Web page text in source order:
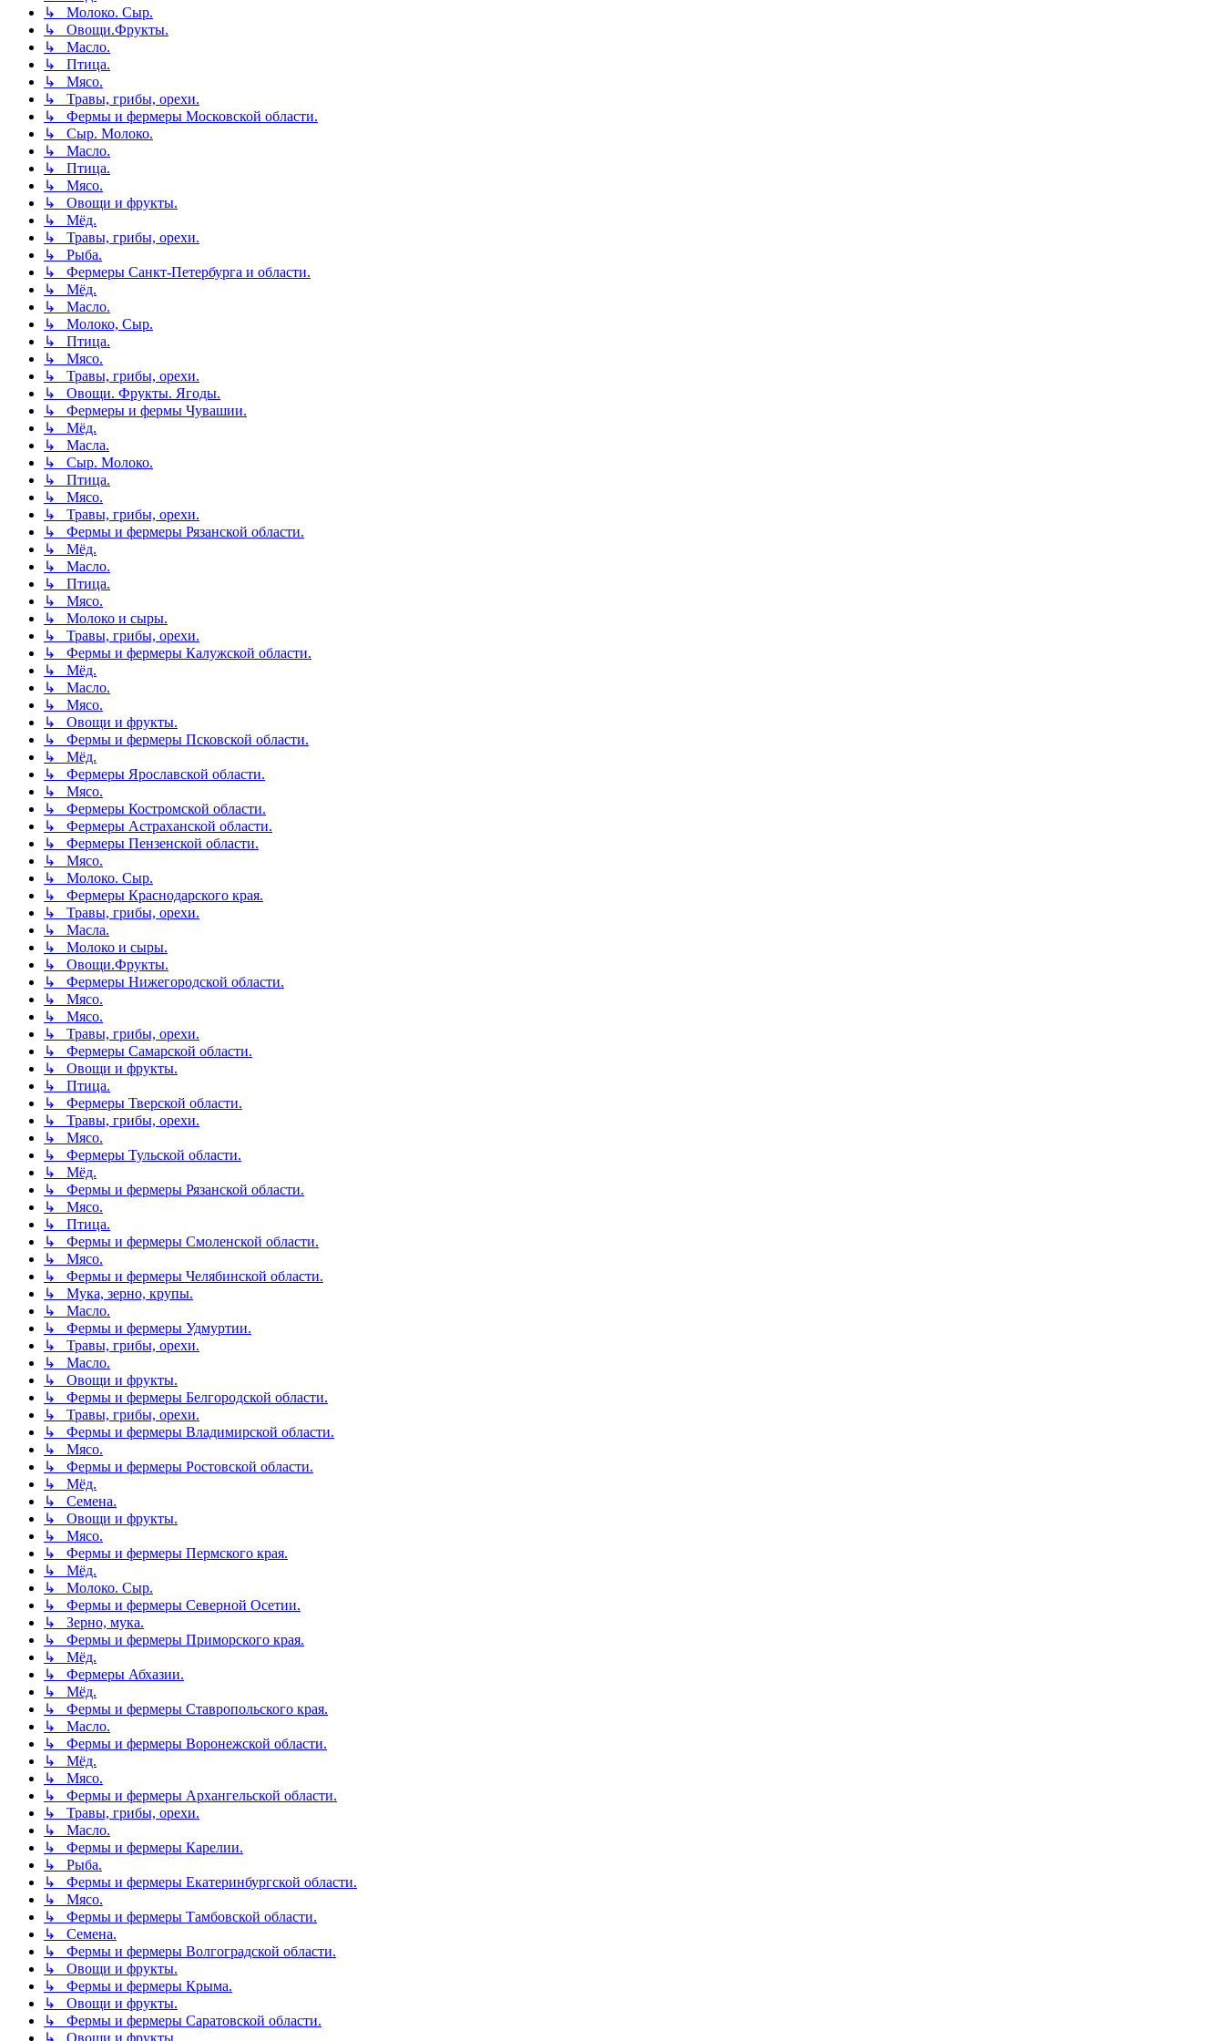
↳ Молоко. Сыр.
↳ Овощи.Фрукты.
↳ Масло.
↳ Птица.
↳ Мясо.
↳ Травы, грибы, орехи.
↳ Фермы и фермеры Московской области.
↳ Сыр. Молоко.
↳ Масло.
↳ Птица.
↳ Мясо.
↳ Овощи и фрукты.
↳ Мёд.
↳ Травы, грибы, орехи.
↳ Рыба.
↳ Фермеры Санкт-Петербурга и области.
↳ Мёд.
↳ Масло.
↳ Молоко, Сыр.
↳ Птица.
↳ Мясо.
↳ Травы, грибы, орехи.
↳ Овощи. Фрукты. Ягоды.
↳ Фермеры и фермы Чувашии.
↳ Мёд.
↳ Масла.
↳ Сыр. Молоко.
↳ Птица.
↳ Мясо.
↳ Травы, грибы, орехи.
↳ Фермы и фермеры Рязанской области.
↳ Мёд.
↳ Масло.
↳ Птица.
↳ Мясо.
↳ Молоко и сыры.
↳ Травы, грибы, орехи.
↳ Фермы и фермеры Калужской области.
↳ Мёд.
↳ Масло.
↳ Мясо.
↳ Овощи и фрукты.
↳ Фермы и фермеры Псковской области.
↳ Мёд.
↳ Фермеры Ярославской области.
↳ Мясо.
↳ Фермеры Костромской области.
↳ Фермеры Астраханской области.
↳ Фермеры Пензенской области.
↳ Мясо.
↳ Молоко. Сыр.
↳ Фермеры Краснодарского края.
↳ Травы, грибы, орехи.
↳ Масла.
↳ Молоко и сыры.
↳ Овощи.Фрукты.
↳ Фермеры Нижегородской области.
↳ Мясо.
↳ Мясо.
↳ Травы, грибы, орехи.
↳ Фермеры Самарской области.
↳ Овощи и фрукты.
↳ Птица.
↳ Фермеры Тверской области.
↳ Травы, грибы, орехи.
↳ Мясо.
↳ Фермеры Тульской области.
↳ Мёд.
↳ Фермы и фермеры Рязанской области.
↳ Мясо.
↳ Птица.
↳ Фермы и фермеры Смоленской области.
↳ Мясо.
↳ Фермы и фермеры Челябинской области.
↳ Мука, зерно, крупы.
↳ Масло.
↳ Фермы и фермеры Удмуртии.
↳ Травы, грибы, орехи.
↳ Масло.
↳ Овощи и фрукты.
↳ Фермы и фермеры Белгородской области.
↳ Травы, грибы, орехи.
↳ Фермы и фермеры Владимирской области.
↳ Мясо.
↳ Фермы и фермеры Ростовской области.
↳ Мёд.
↳ Семена.
↳ Овощи и фрукты.
↳ Мясо.
↳ Фермы и фермеры Пермского края.
↳ Мёд.
↳ Молоко. Сыр.
↳ Фермы и фермеры Северной Осетии.
↳ Зерно, мука.
↳ Фермы и фермеры Приморского края.
↳ Мёд.
↳ Фермеры Абхазии.
↳ Мёд.
↳ Фермы и фермеры Ставропольского края.
↳ Масло.
↳ Фермы и фермеры Воронежской области.
↳ Мёд.
↳ Мясо.
↳ Фермы и фермеры Архангельской области.
↳ Травы, грибы, орехи.
↳ Масло.
↳ Фермы и фермеры Карелии.
↳ Рыба.
↳ Фермы и фермеры Екатеринбургской области.
↳ Мясо.
↳ Фермы и фермеры Тамбовской области.
↳ Семена.
↳ Фермы и фермеры Волгоградской области.
↳ Овощи и фрукты.
↳ Фермы и фермеры Крыма.
↳ Овощи и фрукты.
↳ Фермы и фермеры Саратовской области.